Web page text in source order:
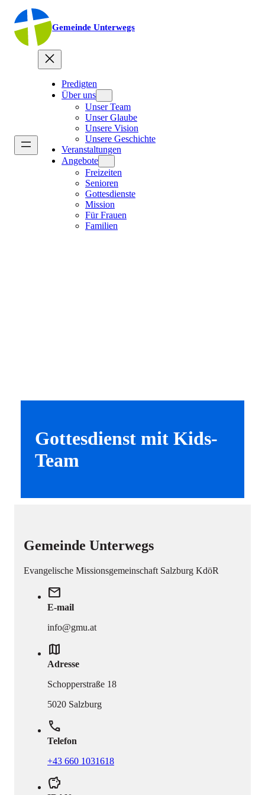
Gemeinde Unterwegs
Predigten
Über uns
Unser Team
Unser Glaube
Unsere Vision
Unsere Geschichte
Veranstaltungen
Angebote
Freizeiten
Senioren
Gottesdienste
Mission
Für Frauen
Familien
Gottesdienst mit Kids-
Team
Gemeinde Unterwegs
Evangelische Missionsgemeinschaft Salzburg KdöR
mail
E-mail
info@gmu.at
map
Adresse
Schopperstraße 18
5020 Salzburg
phone
Telefon
+43 660 1031618
savings